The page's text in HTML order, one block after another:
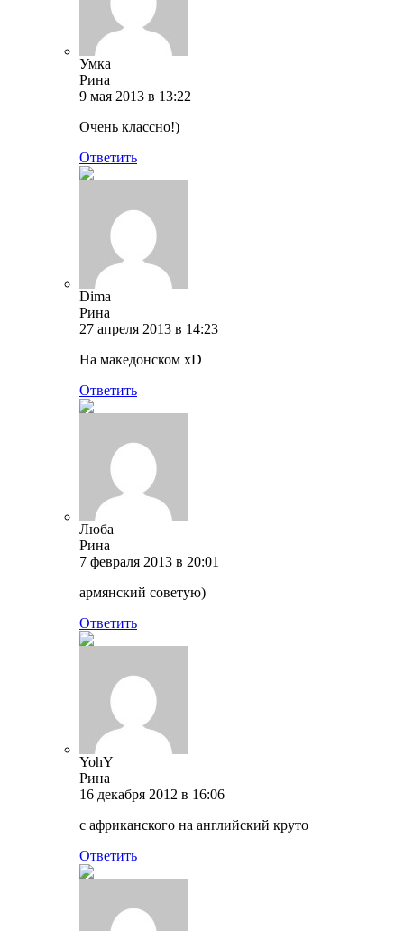
Умка
Рина
9 мая 2013 в 13:22
Очень классно!)
Ответить
Dima
Рина
27 апреля 2013 в 14:23
На македонском xD
Ответить
Люба
Рина
7 февраля 2013 в 20:01
армянский советую)
Ответить
YohY
Рина
16 декабря 2012 в 16:06
с африканского на английский круто
Ответить